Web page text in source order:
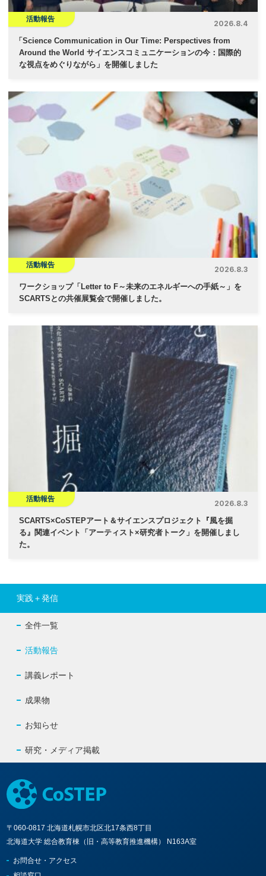
活動報告
2026.8.4
「 Science Communication in Our Time: Perspectives from
Around the World サイエンスコミュニケーションの今：国際的
な視点をめぐりながら」を開催しました
活動報告
2026.8.3
ワークショップ「Letter to F～未来のエネルギーへの手紙～」を
SCARTSとの共催展覧会で開催しました。
活動報告
2026.8.3
SCARTS×CoSTEPアート＆サイエンスプロジェクト『風を掘
る』関連イベント「アーティスト×研究者トーク」を開催しまし
た。
実践＋発信
全件一覧
活動報告
講義レポート
成果物
お知らせ
研究・メディア掲載
〒060-0817 北海道札幌市北区北17条西8丁目
北海道大学 総合教育棟（旧・高等教育推進機構） N163A室
お問合せ・アクセス